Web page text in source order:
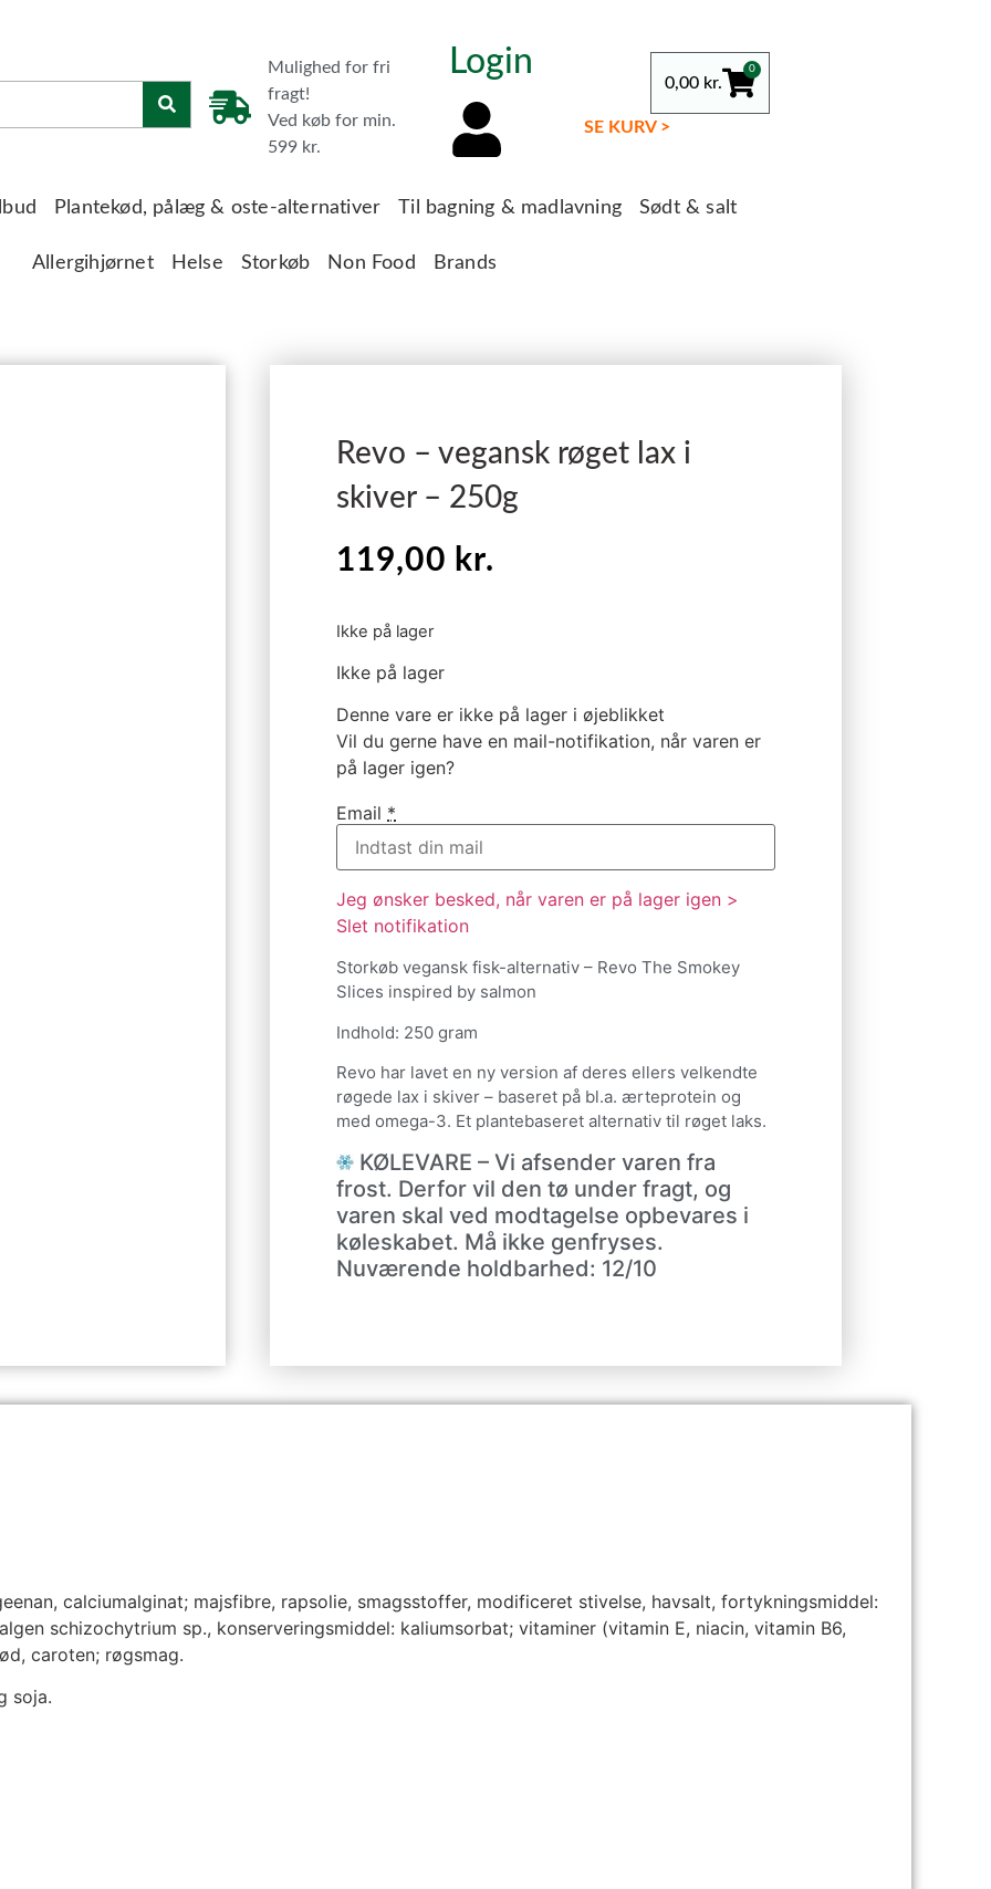
Mulighed for fri
fragt!
Ved køb for min.
599 kr.
Login
0,00 kr.
0
SE KURV >
Plantekød, pålæg & oste-alternativer Til bagning & madlavning Sødt & salt
Allergihjørnet Helse Storkøb Non Food Brands
Revo – vegansk røget lax i
skiver – 250g
119,00 kr.
Ikke på lager
Ikke på lager
Denne vare er ikke på lager i øjeblikket
Vil du gerne have en mail-notifikation, når varen er
på lager igen?
Email *
Jeg ønsker besked, når varen er på lager igen >
Slet notifikation
Storkøb vegansk fisk-alternativ – Revo The Smokey
Slices inspired by salmon
Indhold: 250 gram
Revo har lavet en ny version af deres ellers velkendte
røgede lax i skiver – baseret på bl.a. ærteprotein og
med omega-3. Et plantebaseret alternativ til røget laks.
KØLEVARE – Vi afsender varen fra
frost. Derfor vil den tø under fragt, og
varen skal ved modtagelse opbevares i
køleskabet. Må ikke genfryses.
Nuværende holdbarhed: 12/10
calciumalginat; majsfibre, rapsolie, smagsstoffer, modificeret stivelse, havsalt, fortykningsmiddel:
schizochytrium sp., konserveringsmiddel: kaliumsorbat; vitaminer (vitamin E, niacin, vitamin B6,
caroten; røgsmag.
soja.